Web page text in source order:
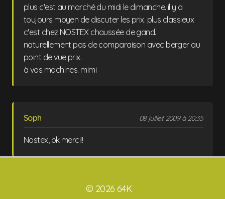
plus c'est au marché du midi le dimanche. il y a
toujours moyen de discuter les prix. plus classieux
c'est chez NOSTEX chaussée de gand.
naturellement pas de comparaison avec berger au
point de vue prix.
à vos machines. mimi
Soph 08 juillet 2009 à 20:35
Nostex, ok merci!!
© 2026 64K